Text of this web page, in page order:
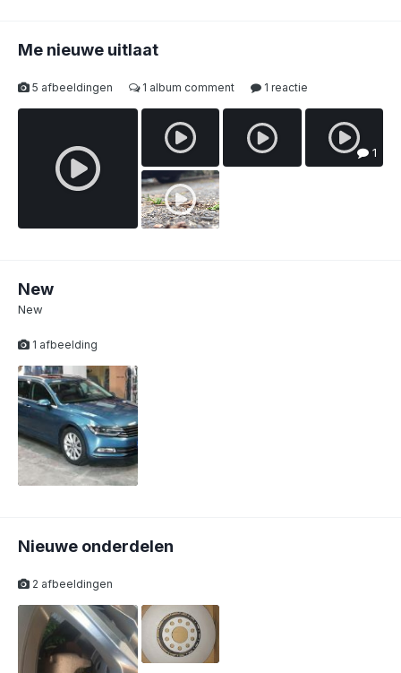
Me nieuwe uitlaat
5 afbeeldingen 1 album comment 1 reactie
1
New
New
1 afbeelding
Nieuwe onderdelen
2 afbeeldingen